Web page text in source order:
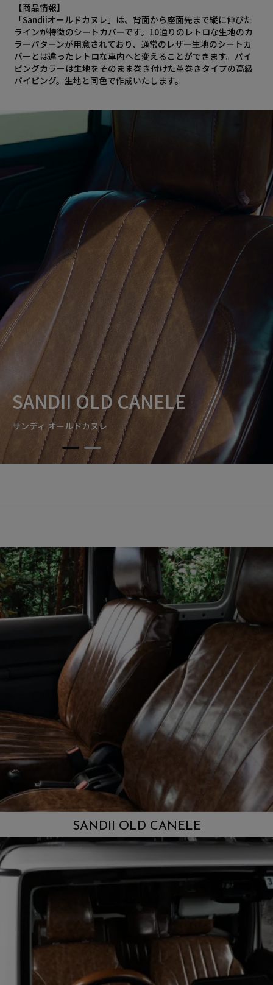
【商品情報】
「Sandiiオールドカヌレ」は、背面から座面先まで縦に伸びた
ラインが特徴のシートカバーです。10通りのレトロな生地のカ
ラーパターンが用意されており、通常のレザー生地のシートカ
バーとは違ったレトロな車内へと変えることができます。パイ
ピングカラーは生地をそのまま巻き付けた革巻きタイプの高級
パイピング。生地と同色で作成いたします。
SANDII OLD CANELE
サンディ オールドカヌレ
SANDII OLD CANELE